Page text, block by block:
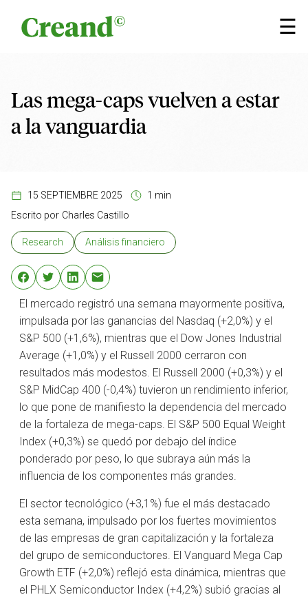
☰
×
Las mega-caps vuelven a estar
a la vanguardia
15 SEPTIEMBRE 2025
1 min
Escrito por Charles Castillo
Research Análisis financiero
El mercado registró una semana mayormente positiva,
impulsada por las ganancias del Nasdaq (+2,0%) y el
S&P 500 (+1,6%), mientras que el Dow Jones Industrial
Average (+1,0%) y el Russell 2000 cerraron con
resultados más modestos. El Russell 2000 (+0,3%) y el
S&P MidCap 400 (-0,4%) tuvieron un rendimiento inferior,
lo que pone de manifiesto la dependencia del mercado
de la fortaleza de mega-caps. El S&P 500 Equal Weight
Index (+0,3%) se quedó por debajo del índice
ponderado por peso, lo que subraya aún más la
influencia de los componentes más grandes.
El sector tecnológico (+3,1%) fue el más destacado
esta semana, impulsado por los fuertes movimientos
de las empresas de gran capitalización y la fortaleza
del grupo de semiconductores. El Vanguard Mega Cap
Growth ETF (+2,0%) reflejó esta dinámica, mientras que
el PHLX Semiconductor Index (+4,2%) subió gracias al